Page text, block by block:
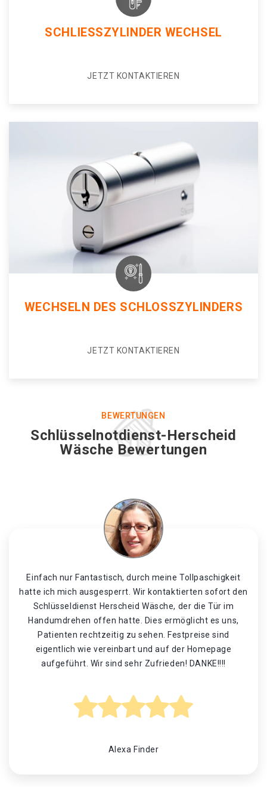
SCHLIESSZYLINDER WECHSEL
JETZT KONTAKTIEREN
WECHSELN DES SCHLOSSZYLINDERS
JETZT KONTAKTIEREN
BEWERTUNGEN
Schlüsselnotdienst-Herscheid
Wäsche Bewertungen
Einfach nur Fantastisch, durch meine Tollpaschigkeit
hatte ich mich ausgesperrt. Wir kontaktierten sofort den
Schlüsseldienst Herscheid Wäsche, der die Tür im
Handumdrehen offen hatte. Dies ermöglicht es uns,
Patienten rechtzeitig zu sehen. Festpreise sind
eigentlich wie vereinbart und auf der Homepage
aufgeführt. Wir sind sehr Zufrieden! DANKE!!!!
Alexa Finder